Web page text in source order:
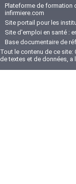
Plateforme de formation
infirmiere.com
Site portail pour les
Site d'emploi en santé :
Base documentaire de
Tout le contenu de ce
de textes et de données,